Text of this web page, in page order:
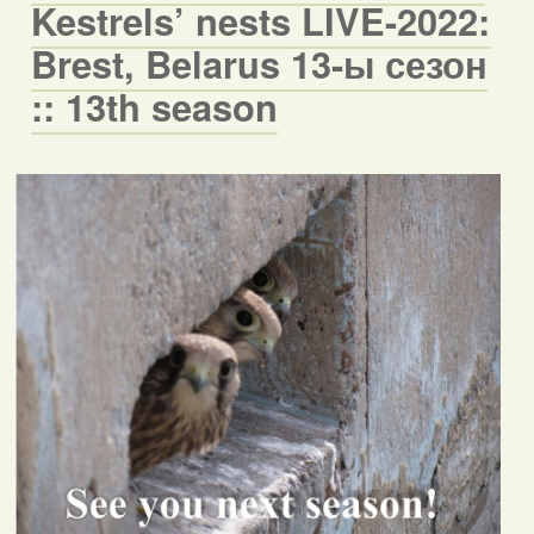
Kestrels’ nests LIVE-2022:
Brest, Belarus 13-ы сезон
:: 13th season